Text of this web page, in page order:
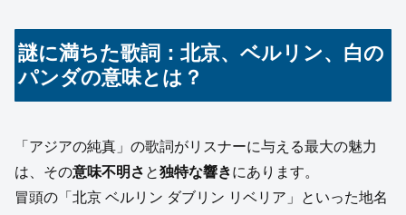
謎に満ちた歌詞：北京、ベルリン、白の
パンダの意味とは？
「アジアの純真」の歌詞がリスナーに与える最大の魅力
は、その意味不明さ と独特な響きにあります。
冒頭の「北京 ベルリン ダブリン リベリア」といった地名